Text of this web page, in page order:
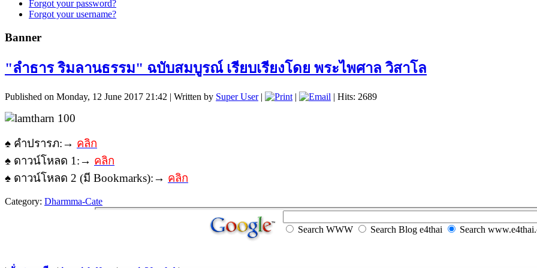
Forgot your password?
Forgot your username?
Banner
"ลำธาร ริมลานธรรม" ฉบับสมบูรณ์ เรียบเรียงโดย พระไพศาล วิสาโล
Published on Monday, 12 June 2017 21:42 | Written by Super User| | | Hits: 2689
♠ คำปรารภ:→ คลิก
♠ ดาวน์โหลด 1:→ คลิก
♠ ดาวน์โหลด 2 (มี Bookmarks):→ คลิก
Category: Dharmma-Cate
Search WWW Search Blog e4thai Search